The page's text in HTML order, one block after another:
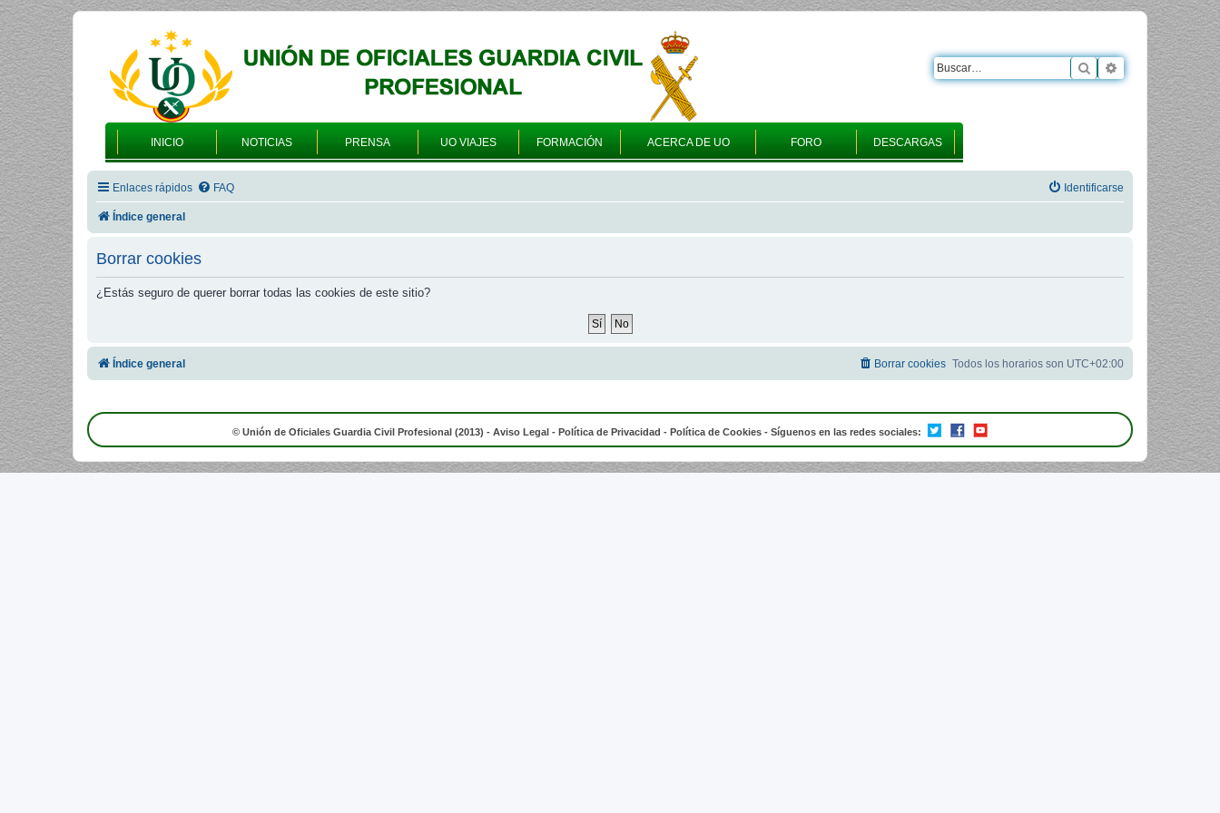
INICIO NOTICIAS PRENSA UO VIAJES FORMACIÓN ACERCA DE UO FORO DESCARGAS
Buscar Búsqueda
Enlaces rápidos FAQ Identificarse
Índice general
Borrar cookies
¿Estás seguro de querer borrar todas las cookies de este sitio?
Índice general Todos los horarios son UTC+02:00
Borrar cookies
© Unión de Oficiales Guardia Civil Profesional (2013) - Aviso Legal - Política de Privacidad - Política de Cookies - Síguenos en las redes sociales: